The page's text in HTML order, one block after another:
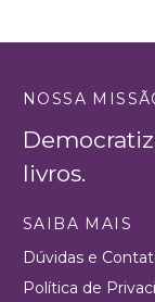
NOSSA
livros.
SAIBA MAIS
Dúvidas e
Política de